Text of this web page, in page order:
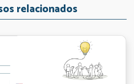
relacionados